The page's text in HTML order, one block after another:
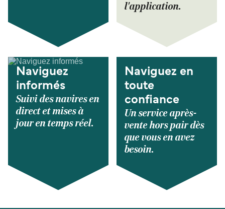
l'application.
Naviguez
informés
Suivi des navires en
direct et mises à
jour en temps réel.
Naviguez en
toute
confiance
Un service après-
vente hors pair dès
que vous en avez
besoin.